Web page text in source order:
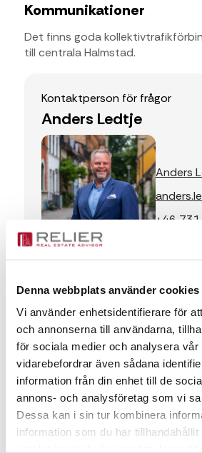
Denna webbplats använder cookies
Vi använder enhetsidentifierare för
och annonserna till användarna,
för sociala medier och analysera vår
vidarebefordrar även sådana
information från din enhet till de
annons- och analysföretag som vi
Dessa kan i sin tur kombinera
information som du har
Kommunikationer
Det finns goda
till centrala Halmstad.
Kontaktperson för frågor
Anders Ledtje
Anders
+46